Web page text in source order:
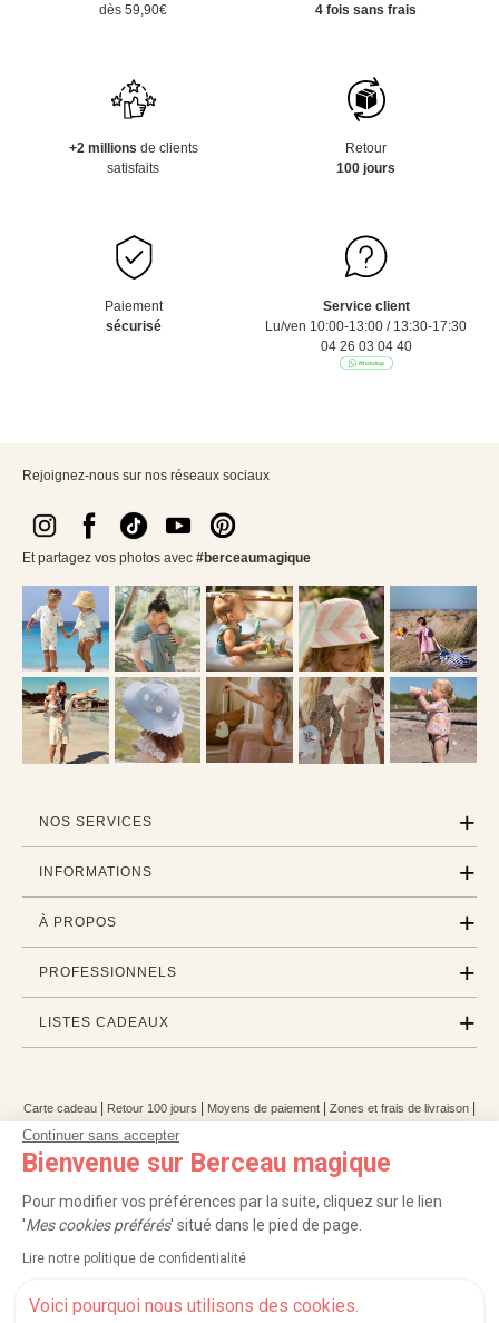
Continuer sans accepter
Bienvenue sur Berceau magique
Pour modifier vos préférences par la suite, cliquez sur le lien
'Mes cookies préférés' situé dans le pied de page.
Lire notre politique de confidentialité
Voici pourquoi nous utilisons des cookies.
dès 59,90€
4 fois sans frais
+2 millions de clients
satisfaits
Retour
100 jours
Paiement
sécurisé
Service client
Lu/ven 10:00-13:00 / 13:30-17:30
04 26 03 04 40
Rejoignez-nous sur nos réseaux sociaux
Et partagez vos photos avec #berceaumagique
NOS SERVICES
INFORMATIONS
À PROPOS
PROFESSIONNELS
LISTES CADEAUX
Carte cadeau | Retour 100 jours | Moyens de paiement | Zones et frais de livraison |
Service après-vente |
Mentions légales et crédits
Un site édité parMégara